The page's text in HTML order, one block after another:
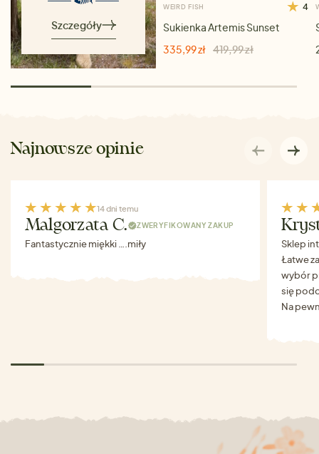
Szczegóły
WEIRD FISH 4
Sukienka Artemis Sunset
335,99 zł 419,99 zł
Najnowsze opinie
14 dni temu
Malgorzata C. ZWERYFIKOWANY ZAKUP
Fantastycznie miękki ….miły
Sklep
Łatwe
wybór
się
Na